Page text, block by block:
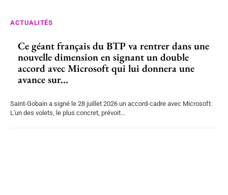
ACTUALITÉS
Ce géant français du BTP va rentrer dans une
nouvelle dimension en signant un double
accord avec Microsoft qui lui donnera une
avance sur...
Saint-Gobain a signé le 28 juillet 2026 un accord-cadre avec Microsoft.
L'un des volets, le plus concret, prévoit...